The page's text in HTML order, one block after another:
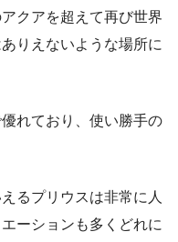
クアを超えて再び世界
りえないような場所に
れており、使い勝手の
るプリウスは非常に人
ーションも多くどれに